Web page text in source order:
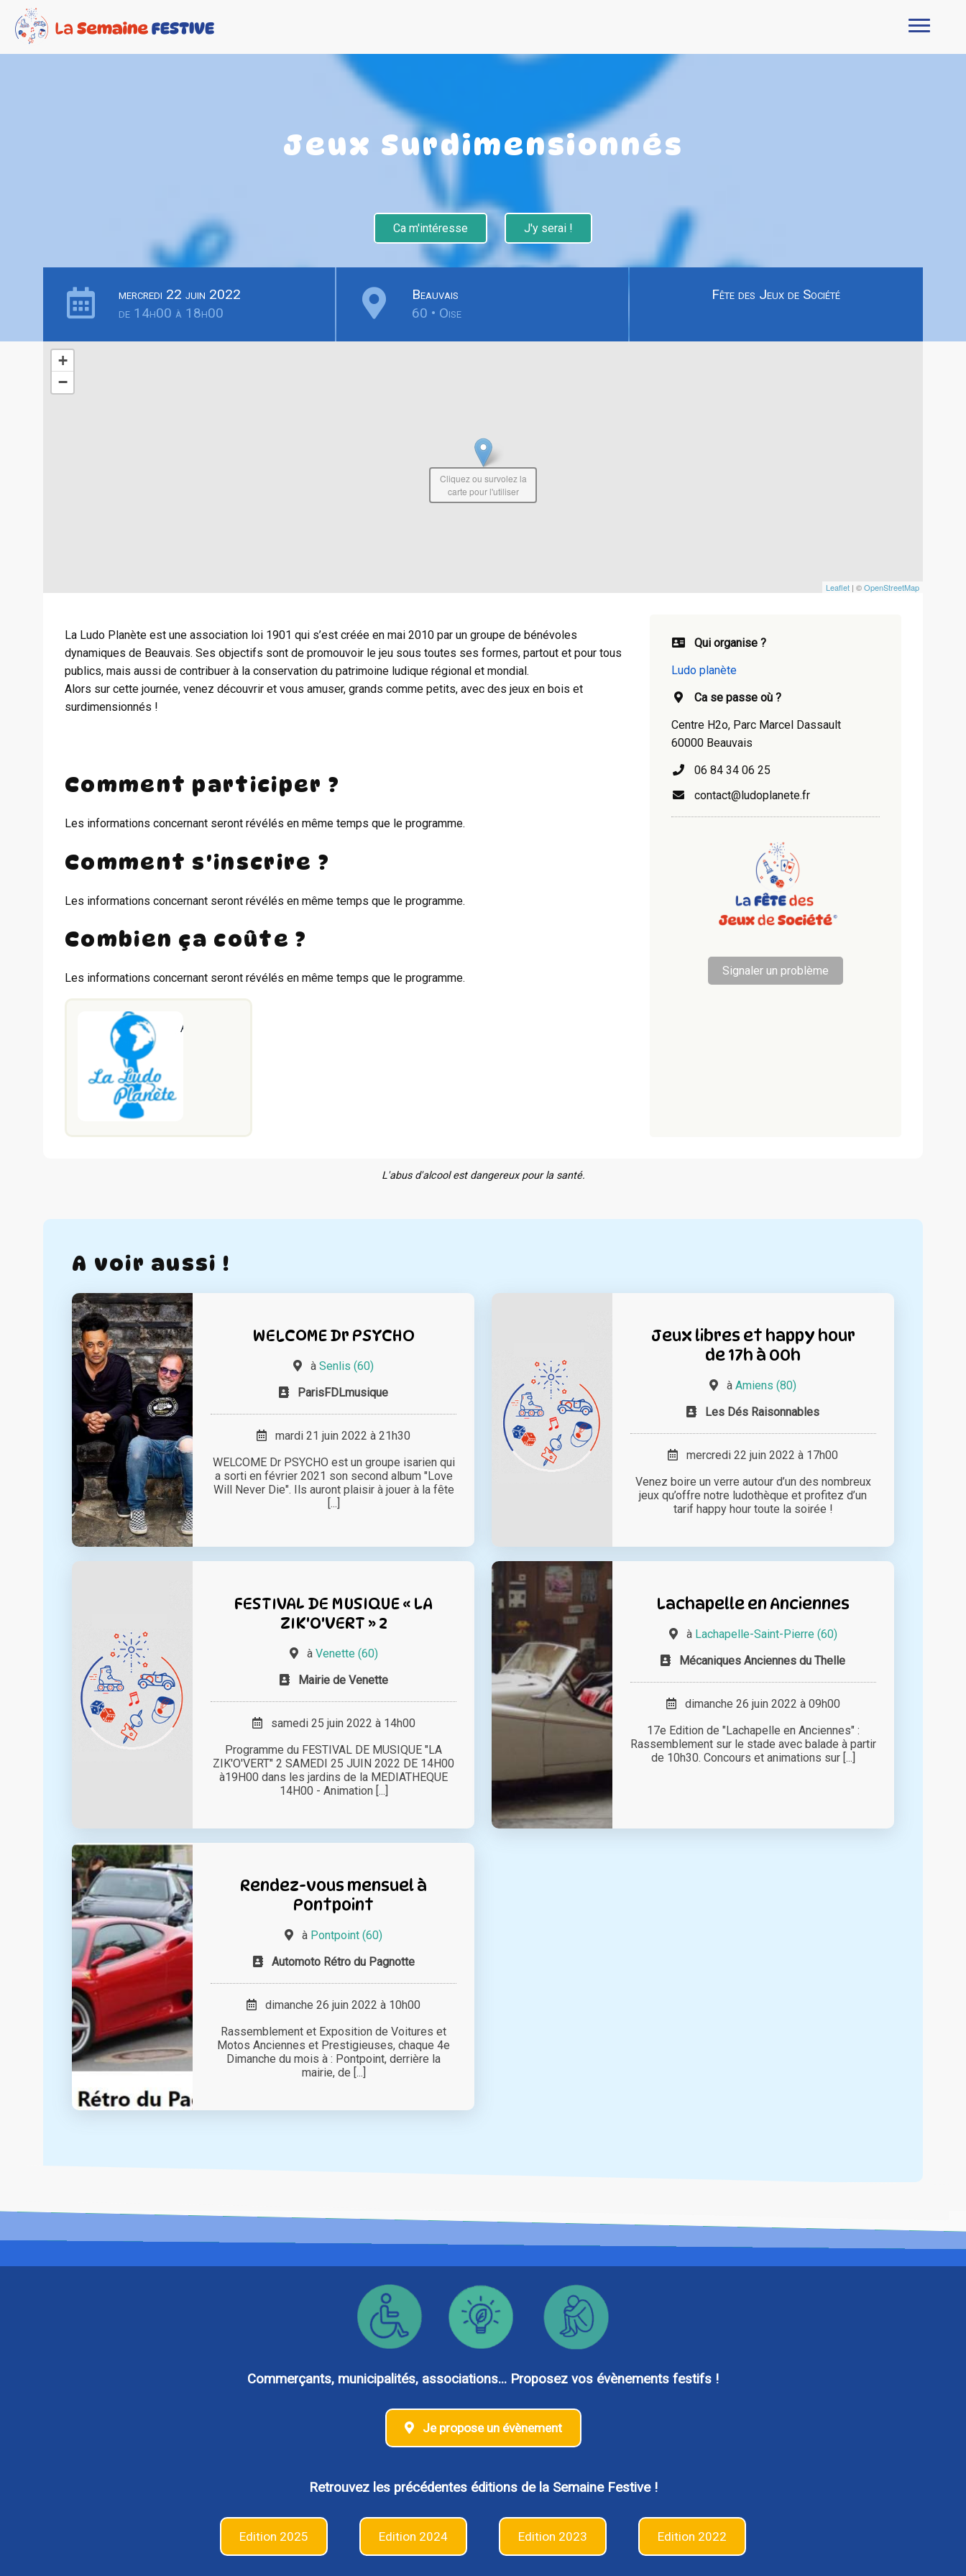
Jeux Surdimensionnés
Ca m'intéresse J'y serai !
mercredi 22 juin 2022
de 14h00 à 18h00
Beauvais
60 • Oise
Fête des Jeux de Société
+
−
Leaflet | ©OpenStreetMap
Cliquez ou survolez la
carte pour l'utiliser
La Ludo Planète est une association loi 1901 qui s’est créée en mai 2010 par un groupe de bénévoles
dynamiques de Beauvais. Ses objectifs sont de promouvoir le jeu sous toutes ses formes, partout et pour tous
publics, mais aussi de contribuer à la conservation du patrimoine ludique régional et mondial.
Alors sur cette journée, venez découvrir et vous amuser, grands comme petits, avec des jeux en bois et
surdimensionnés !
Comment participer ?
Les informations concernant seront révélés en même temps que le programme.
Comment s'inscrire ?
Les informations concernant seront révélés en même temps que le programme.
Combien ça coûte ?
Les informations concernant seront révélés en même temps que le programme.
Qui organise ?
Ludo planète
Ca se passe où ?
Centre H2o, Parc Marcel Dassault
60000 Beauvais
06 84 34 06 25
contact@ludoplanete.fr
Signaler un problème
L'abus d'alcool est dangereux pour la santé.
A voir aussi !
WELCOME Dr PSYCHO
àSenlis (60)
ParisFDLmusique
mardi 21 juin 2022 à 21h30
WELCOME Dr PSYCHO est un groupe isarien qui
a sorti en février 2021 son second album "Love
Will Never Die". Ils auront plaisir à jouer à la fête
[...]
Jeux libres et happy hour
de 17h à 00h
àAmiens (80)
Les Dés Raisonnables
mercredi 22 juin 2022 à 17h00
Venez boire un verre autour d’un des nombreux
jeux qu’offre notre ludothèque et profitez d’un
tarif happy hour toute la soirée !
FESTIVAL DE MUSIQUE « LA
ZIK'O'VERT » 2
à Venette (60)
Mairie de Venette
samedi 25 juin 2022 à 14h00
Programme du FESTIVAL DE MUSIQUE "LA
ZIK'O'VERT" 2 SAMEDI 25 JUIN 2022 DE 14H00
à19H00 dans les jardins de la MEDIATHEQUE
14H00 - Animation [...]
Lachapelle en Anciennes
à Lachapelle-Saint-Pierre (60)
Mécaniques Anciennes du Thelle
dimanche 26 juin 2022 à 09h00
17e Edition de "Lachapelle en Anciennes" :
Rassemblement sur le stade avec balade à partir
de 10h30. Concours et animations sur [...]
Rendez-vous mensuel à
Pontpoint
à Pontpoint (60)
Automoto Rétro du Pagnotte
dimanche 26 juin 2022 à 10h00
Rassemblement et Exposition de Voitures et
Motos Anciennes et Prestigieuses, chaque 4e
Dimanche du mois à : Pontpoint, derrière la
mairie, de [...]
Commerçants, municipalités, associations... Proposez vos évènements festifs !
Je propose un évènement
Retrouvez les précédentes éditions de la Semaine Festive !
Edition 2025 Edition 2024 Edition 2023 Edition 2022